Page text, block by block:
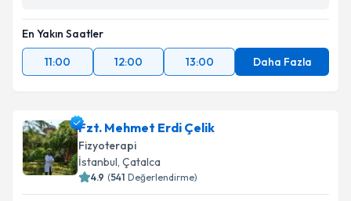
kapsamda işlenmesini kabul ediyorum.
En Yakın Saatler
11:00
12:00 13:00 Daha Fazla
Fzt. Mehmet Erdi Çelik
Fizyoterapi
İstanbul, Çatalca
4.9 (541 Değerlendirme)